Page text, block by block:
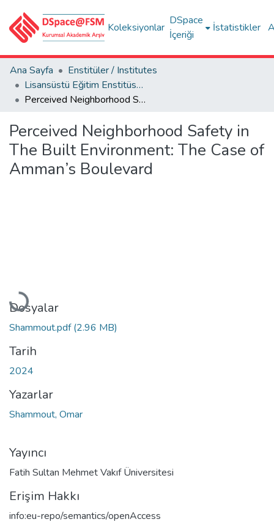
Koleksiyonlar
DSpace
İçeriği
İstatistikler
Ana Sayfa
Enstitüler / Institutes
Lisansüstü Eğitim Enstitüsü Tez Koleksiyonu
Perceived Neighborhood Safety in The Built Environment: The Case of Amman’s Boulevard
Perceived Neighborhood Safety in
The Built Environment: The Case of
Amman’s Boulevard
Yükleniyor...
Dosyalar
Shammout.pdf(2.96 MB)
Tarih
2024
Yazarlar
Shammout, Omar
Yayıncı
Fatih Sultan Mehmet Vakıf Üniversitesi
Erişim Hakkı
info:eu-repo/semantics/openAccess